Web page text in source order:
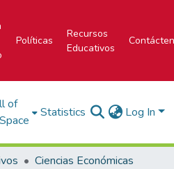
Políticas
Recursos
Educativos
of
Statistics Log In
Ciencias Económicas